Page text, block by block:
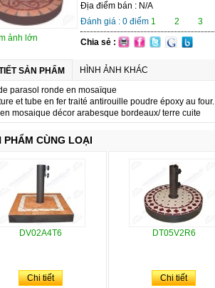
ảnh lớn
Địa điểm bán : N/A
Đánh giá : 0 điểm 1 2 3
Chia sẻ :
SẢN PHẨM
HÌNH ẢNH KHÁC
parasol ronde en mosaïque
et tube en fer traité antirouille poudre époxy au four.
mosaique décor arabesque bordeaux/ terre cuite
PHẨM CÙNG LOẠI
DV02A4T6
Chi tiết
DT05V2R6
Chi tiết